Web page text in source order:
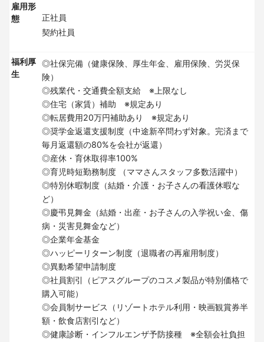
雇用形
態
正社員
契約社員
福利厚
生
◎社保完備（健康保険、厚生年金、雇用保険、労災保
険）
◎残業代・交通費全額支給 ※上限なし
◎住宅（家賃）補助 ※規定あり
◎転居費用20万円補助あり ※規定あり
◎奨学金返還支援制度（中途新卒問わず対象。完済まで
毎月返還額の80%を会社が返還）
◎産休・育休取得率100%
◎育児時短勤務制度 （ママさんスタッフ多数活躍中）
◎特別休暇制度（結婚・介護・お子さんの看護休暇な
ど）
◎慶弔見舞金（結婚・出産・お子さんの入学祝い金、傷
病・災害見舞金など）
◎企業年金基金
◎ハッピーリターン制度（退職者の再雇用制度）
◎異動希望申請制度
◎社員割引（ピアスグループのコスメ製品が特別価格で
購入可能）
◎会員制サービス（リゾートホテル利用・映画観賞券半
額・飲食店割引など）
◎健康診断・インフルエンザ予防接種 ※全額会社負担